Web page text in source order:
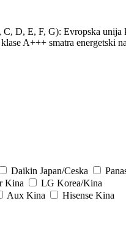
D, E, F, G): Evropska unija
A+++ smatra energetski
Daikin Japan/Ceska
Kina LG Korea/Kina
Aux Kina Hisense Kina